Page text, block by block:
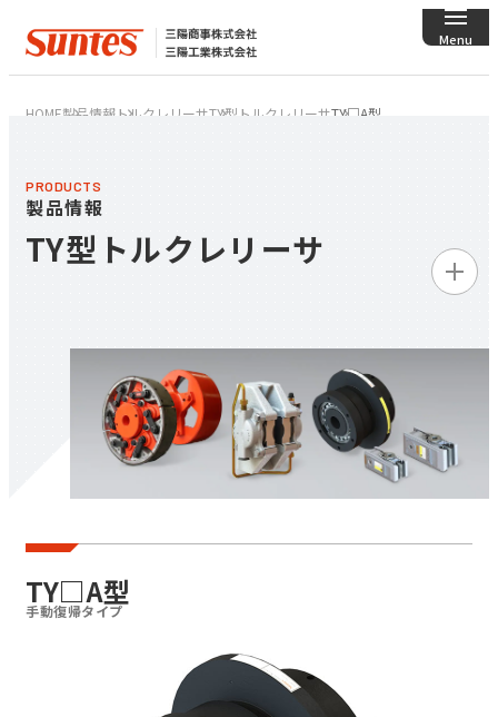
HOME製品情報トルクレリーサTY型トルクレリーサTY□A型
PRODUCTS
製品情報
TY型トルクレリーサ
製品情報トップ
ディスクブレーキ／クランパ
遠心ブレーキ
TY□A型
手動復帰タイプ